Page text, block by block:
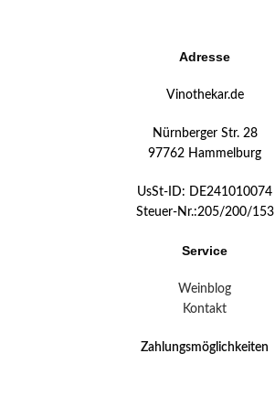
Adresse
Vinothekar.de
Nürnberger Str. 28
97762 Hammelburg
UsSt-ID: DE241010074
Steuer-Nr.:205/200/153
Service
Weinblog
Kontakt
Zahlungsmöglichkeiten